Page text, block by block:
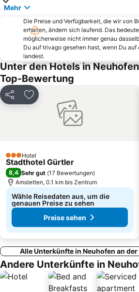
Mauthausen Memorial
Mariazellerbahn
Bahnhof
Basilika Mariazell
5 e
Wallfahrtsort Mariazell
Jagdmärchenpark Hirschalm
Mehr
Die Preise und Verfügbarkeit, die wir von
erhalten, ändern sich laufend. Das
möglicherweise nicht immer genau
Du auf trivago gesehen hast, wenn Du
landest.
Unter den Hotels in
Top-Bewertung
Teilen Zu Favoriten hinzufügen
3 Sterne
Hotel
Stadthotel Gürtler
8,4 Sehr gut (17 Bewertungen)
Amstetten, 0.1 km bis Zentrum
Wähle Reisedaten aus, um die
genauen Preise zu sehen
Preise sehen
Alle Unterkünfte in Neuhofen an
Andere Unterkünfte in